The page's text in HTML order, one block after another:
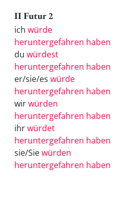
II Futur 2
ich würde
heruntergefahren haben
du würdest
heruntergefahren haben
er/sie/es würde
heruntergefahren haben
wirwürden
heruntergefahren haben
ihrwürdet
heruntergefahren haben
sie/Siewürden
heruntergefahren haben